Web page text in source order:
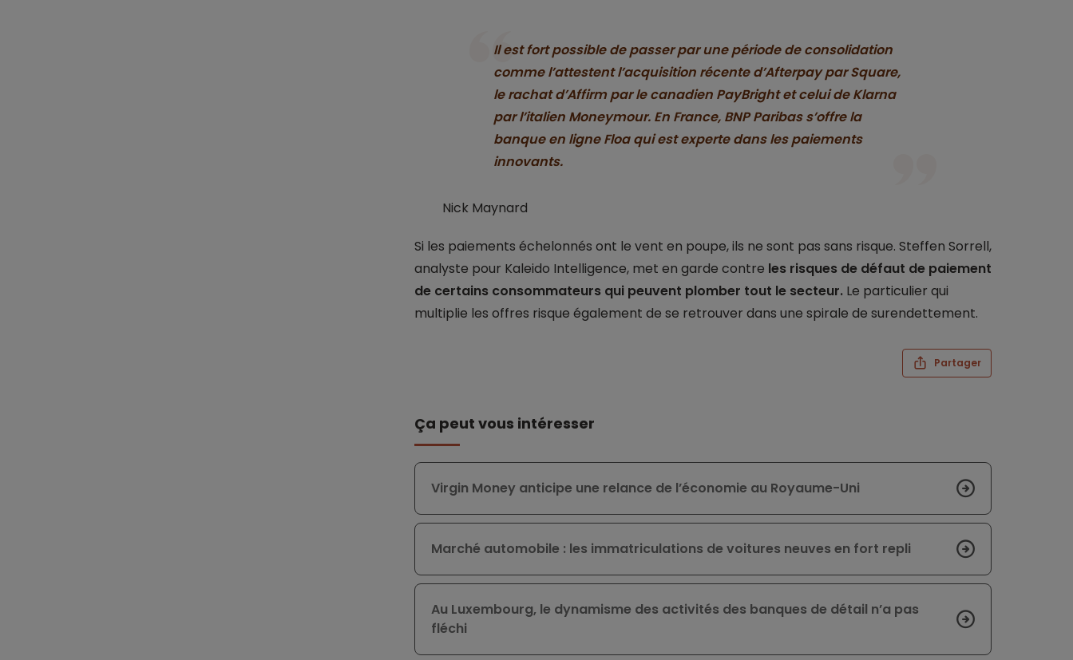
Il est fort possible de passer par une période de consolidation
comme l’attestent l’acquisition récente d’Afterpay par Square,
le rachat d’Affirm par le canadien PayBright et celui de Klarna
par l’italien Moneymour. En France, BNP Paribas s’offre la
banque en ligne Floa qui est experte dans les paiements
innovants.
Nick Maynard
Si les paiements échelonnés ont le vent en poupe, ils ne sont pas sans risque. Steffen Sorrell,
analyste pour Kaleido Intelligence, met en garde contre les risques de défaut de paiement
de certains consommateurs qui peuvent plomber tout le secteur.Le particulier qui
multiplie les offres risque également de se retrouver dans une spirale de surendettement.
Partager
Ça peut vous intéresser
Virgin Money anticipe une relance de l’économie au Royaume-Uni
Marché automobile : les immatriculations de voitures neuves en fort repli
Au Luxembourg, le dynamisme des activités des banques de détail n’a pas
fléchi